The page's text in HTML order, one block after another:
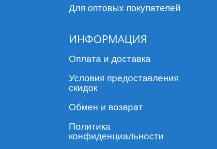
Для оптовых покупателей
ИНФОРМАЦИЯ
Оплата и доставка
Условия предоставления
скидок
Обмен и возврат
Политика
конфиденциальности